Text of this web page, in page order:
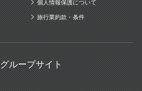
個人情報保護について
旅行業約款・条件
グループサイト